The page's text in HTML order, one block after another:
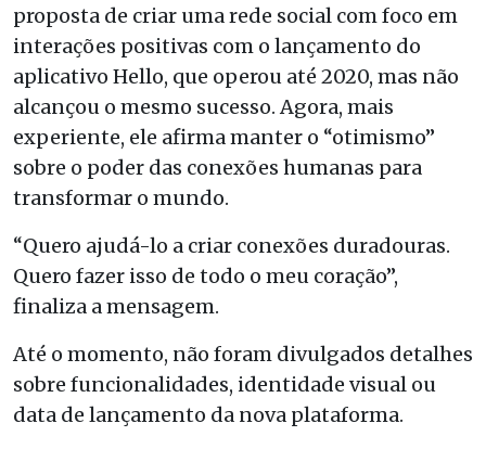
proposta de criar uma rede social com foco em
interações positivas com o lançamento do
aplicativo Hello, que operou até 2020, mas não
alcançou o mesmo sucesso. Agora, mais
experiente, ele afirma manter o “otimismo”
sobre o poder das conexões humanas para
transformar o mundo.
“Quero ajudá-lo a criar conexões duradouras.
Quero fazer isso de todo o meu coração”,
finaliza a mensagem.
Até o momento, não foram divulgados detalhes
sobre funcionalidades, identidade visual ou
data de lançamento da nova plataforma.